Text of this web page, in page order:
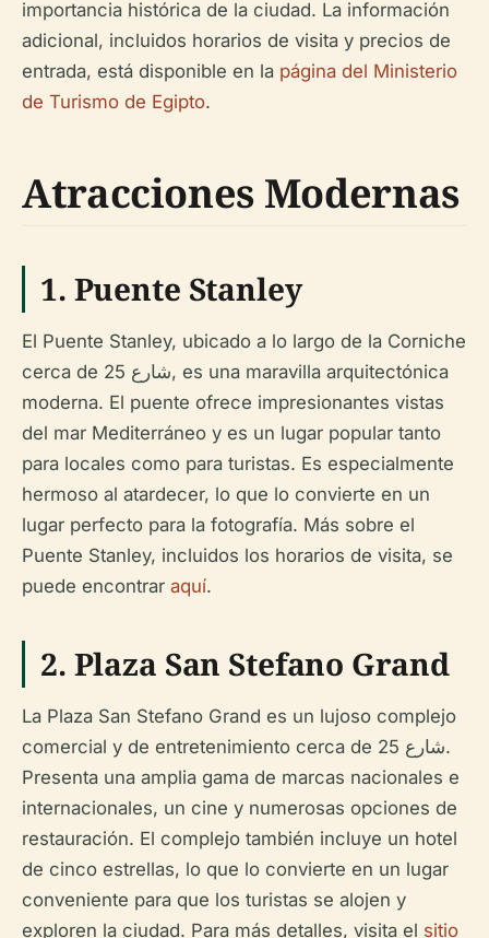
importancia histórica de la ciudad. La información
adicional, incluidos horarios de visita y precios de
entrada, está disponible en la página del Ministerio
de Turismo de Egipto.
Atracciones Modernas
1. Puente Stanley
El Puente Stanley, ubicado a lo largo de la Corniche
cerca de شارع 25, es una maravilla arquitectónica
moderna. El puente ofrece impresionantes vistas
del mar Mediterráneo y es un lugar popular tanto
para locales como para turistas. Es especialmente
hermoso al atardecer, lo que lo convierte en un
lugar perfecto para la fotografía. Más sobre el
Puente Stanley, incluidos los horarios de visita, se
puede encontrar aquí.
2. Plaza San Stefano Grand
La Plaza San Stefano Grand es un lujoso complejo
comercial y de entretenimiento cerca de شارع 25.
Presenta una amplia gama de marcas nacionales e
internacionales, un cine y numerosas opciones de
restauración. El complejo también incluye un hotel
de cinco estrellas, lo que lo convierte en un lugar
conveniente para que los turistas se alojen y
exploren la ciudad. Para más detalles, visita el sitio